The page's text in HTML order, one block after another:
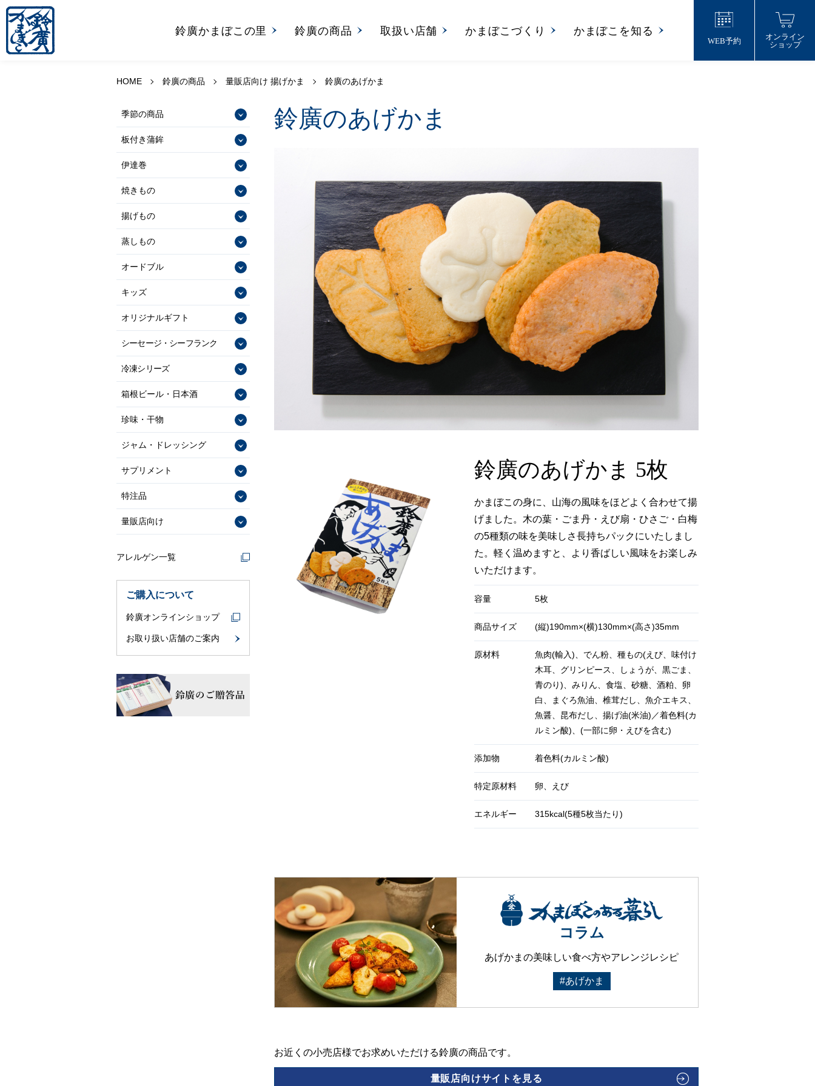
鈴廣かまぼこの里 鈴廣の商品 取扱い店舗 かまぼこづくり かまぼこを知る
WEB予約
オンライン
ショップ
HOME 鈴廣の商品 量販店向け 揚げかま 鈴廣のあげかま
季節の商品
板付き蒲鉾
伊達巻
焼きもの
揚げもの
蒸しもの
オードブル
キッズ
オリジナルギフト
シーセージ・シーフランク
冷凍シリーズ
箱根ビール・日本酒
珍味・干物
ジャム・ドレッシング
サプリメント
特注品
量販店向け
アレルゲン一覧
ご購入について
鈴廣オンラインショップ
お取り扱い店舗のご案内
鈴廣のあげかま
鈴廣のあげかま 5枚
かまぼこの身に、山海の風味をほどよく合わせて揚
げました。木の葉・ごま丹・えび扇・ひさご・白梅
の5種類の味を美味しさ長持ちパックにいたしまし
た。軽く温めますと、より香ばしい風味をお楽しみ
いただけます。
容量 5枚
商品サイズ (縦)190mm×(横)130mm×(高さ)35mm
原材料
魚肉(輸入)、でん粉、種もの(えび、味付け
木耳、グリンピース、しょうが、黒ごま、
青のり)、みりん、食塩、砂糖、酒粕、卵
白、まぐろ魚油、椎茸だし、魚介エキス、
魚醤、昆布だし、揚げ油(米油)／着色料(カ
ルミン酸)、(一部に卵・えびを含む)
添加物 着色料(カルミン酸)
特定原材料 卵、えび
エネルギー 315kcal(5種5枚当たり)
コラム
あげかまの美味しい食べ方やアレンジレシピ
#あげかま
お近くの小売店様でお求めいただける鈴廣の商品です。
量販店向けサイトを見る